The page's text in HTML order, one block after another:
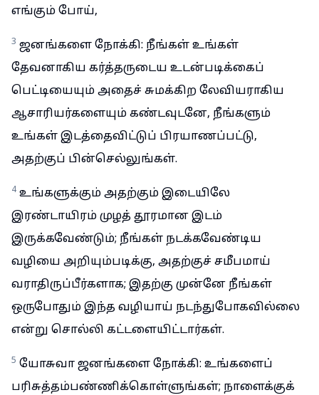
எங்கும் போய்,
3 ஜனங்களை நோக்கி: நீங்கள் உங்கள்
தேவனாகிய கர்த்தருடைய உடன்படிக்கைப்
பெட்டியையும் அதைச் சுமக்கிற லேவியராகிய
ஆசாரியர்களையும் கண்டவுடனே, நீங்களும்
உங்கள் இடத்தைவிட்டுப் பிரயாணப்பட்டு,
அதற்குப் பின்செல்லுங்கள்.
4 உங்களுக்கும் அதற்கும் இடையிலே
இரண்டாயிரம் முழத் தூரமான இடம்
இருக்கவேண்டும்; நீங்கள் நடக்கவேண்டிய
வழியை அறியும்படிக்கு, அதற்குச் சமீபமாய்
வராதிருப்பீர்களாக; இதற்கு முன்னே நீங்கள்
ஒருபோதும் இந்த வழியாய் நடந்துபோகவில்லை
என்று சொல்லி கட்டளையிட்டார்கள்.
5 யோசுவா ஜனங்களை நோக்கி: உங்களைப்
பரிசுத்தம்பண்ணிக்கொள்ளுங்கள்; நாளைக்குக்